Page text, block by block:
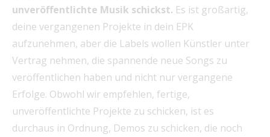
unveröffentlichte Musik schickst. Es ist großartig,
deine vergangenen Projekte in dein EPK
aufzunehmen, aber die Labels wollen Künstler unter
Vertrag nehmen, die spannende neue Songs zu
veröffentlichen haben und nicht nur vergangene
Erfolge. Obwohl wir empfehlen, fertige,
unveröffentlichte Projekte zu schicken, ist es
durchaus in Ordnung, Demos zu schicken, die noch